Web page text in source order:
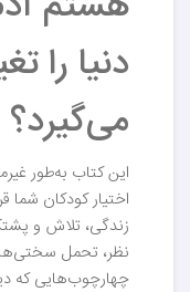
دنیا را
می‌گیرد؟
این کتاب به‌طور
اختیار کودکان شما
زندگی، تلاش و
نظر، تحمل
چهارچوب‌هایی که